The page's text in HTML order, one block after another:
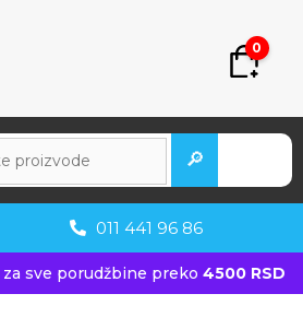
0
🔎
011 441 96 86
sve porudžbine preko 4500 RSD